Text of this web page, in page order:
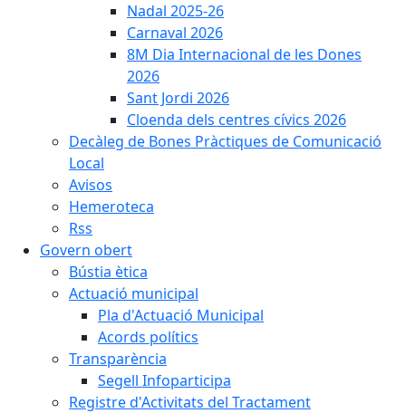
Nadal 2025-26
Carnaval 2026
8M Dia Internacional de les Dones
2026
Sant Jordi 2026
Cloenda dels centres cívics 2026
Decàleg de Bones Pràctiques de Comunicació
Local
Avisos
Hemeroteca
Rss
Govern obert
Bústia ètica
Actuació municipal
Pla d'Actuació Municipal
Acords polítics
Transparència
Segell Infoparticipa
Registre d'Activitats del Tractament